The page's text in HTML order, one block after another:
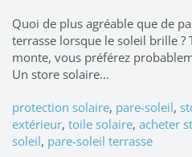
Quoi de plus agréable que de
terrasse lorsque le soleil brille ?
monte, vous préférez
Un store solaire...
protection solaire, pare-soleil,
extérieur, toile solaire, acheter
soleil, pare-soleil terrasse